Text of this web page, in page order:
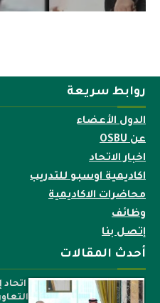
روابط سريعة
الدول الأعضاء
عن OSBU
اخبار الاتحاد
اكاديمية اوسبو للتدريب
محاضرات الاكاديمية
وظائف
إتصل بنا
أحدث المقالات